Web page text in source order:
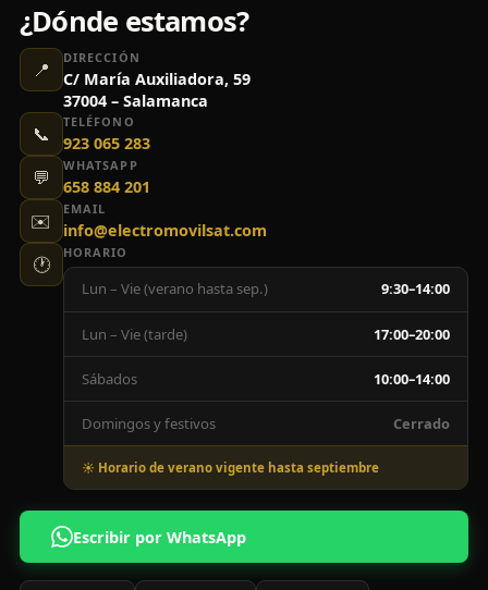
¿Dónde estamos?
📍
DIRECCIÓN
C/ María Auxiliadora, 59
37004 – Salamanca
📞
TELÉFONO
923 065 283
💬
WHATSAPP
658 884 201
✉️
EMAIL
info@electromovilsat.com
🕐
HORARIO
Lun – Vie (verano hasta sep.) 9:30–14:00
Lun – Vie (tarde) 17:00–20:00
Sábados 10:00–14:00
Domingos y festivos Cerrado
☀️ Horario de verano vigente hasta septiembre
Escribir por WhatsApp